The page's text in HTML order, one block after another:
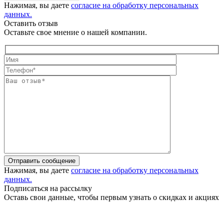
Нажимая, вы даете согласие на обработку персональных
данных.
Оставить отзыв
Оставьте свое мнение о нашей компании.
Отправить сообщение
Нажимая, вы даете согласие на обработку персональных
данных.
Подписаться на рассылку
Оставь свои данные, чтобы первым узнать о скидках и акциях